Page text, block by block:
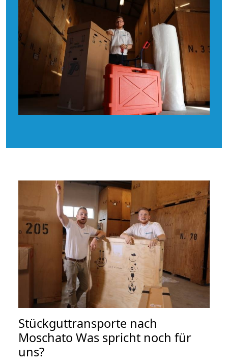
Stückguttransporte nach
Moschato Was spricht noch für
uns?